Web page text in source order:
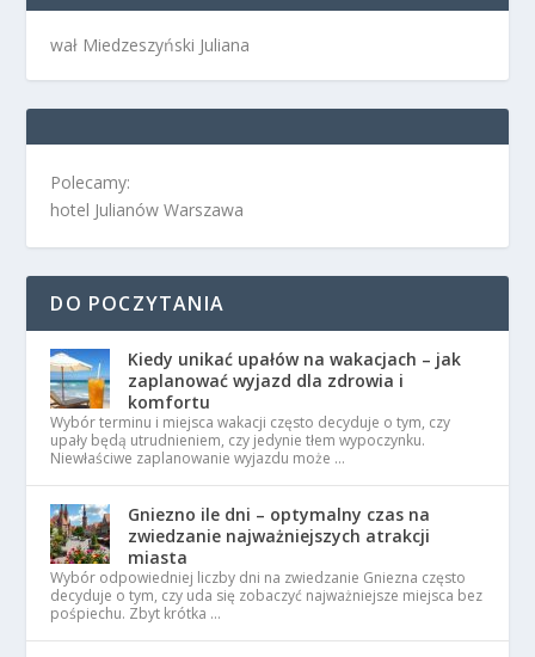
wał Miedzeszyński Juliana
Polecamy:
hotel Julianów Warszawa
DO POCZYTANIA
Kiedy unikać upałów na wakacjach – jak
zaplanować wyjazd dla zdrowia i
komfortu
Wybór terminu i miejsca wakacji często decyduje o tym, czy
upały będą utrudnieniem, czy jedynie tłem wypoczynku.
Niewłaściwe zaplanowanie wyjazdu może …
Gniezno ile dni – optymalny czas na
zwiedzanie najważniejszych atrakcji
miasta
Wybór odpowiedniej liczby dni na zwiedzanie Gniezna często
decyduje o tym, czy uda się zobaczyć najważniejsze miejsca bez
pośpiechu. Zbyt krótka …